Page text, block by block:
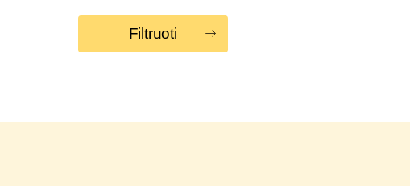
Filtruoti